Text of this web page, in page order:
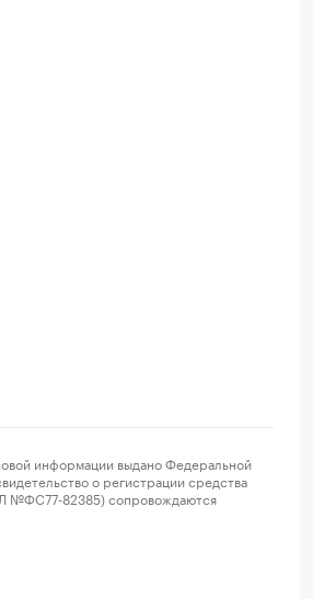
информации выдано Федеральной
о регистрации средства
№ФС77-82385) сопровождаются